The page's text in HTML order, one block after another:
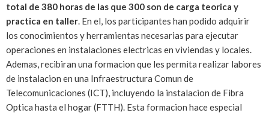
total de 380 horas de las que 300 son de carga teorica y
practica en taller. En el, los participantes han podido adquirir
los conocimientos y herramientas necesarias para ejecutar
operaciones en instalaciones electricas en viviendas y locales.
Ademas, recibiran una formacion que les permita realizar labores
de instalacion en una Infraestructura Comun de
Telecomunicaciones (ICT), incluyendo la instalacion de Fibra
Optica hasta el hogar (FTTH). Esta formacion hace especial